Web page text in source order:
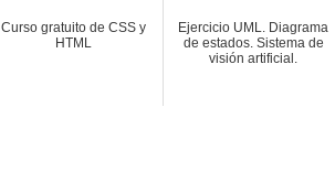
Curso gratuito de CSS y
HTML
Ejercicio UML. Diagrama
de estados. Sistema de
visión artificial.